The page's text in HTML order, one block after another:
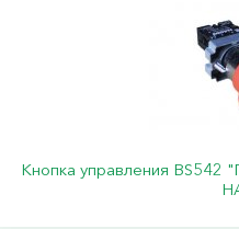
Кнопка управления BS542